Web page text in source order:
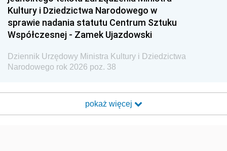
Kultury i Dziedzictwa Narodowego w
sprawie nadania statutu Centrum Sztuku
Współczesnej - Zamek Ujazdowski
Dziennik Urzędowy Ministra Kultury i Dziedzictwa
Narodowego rok 2026 poz. 38
pokaż więcej